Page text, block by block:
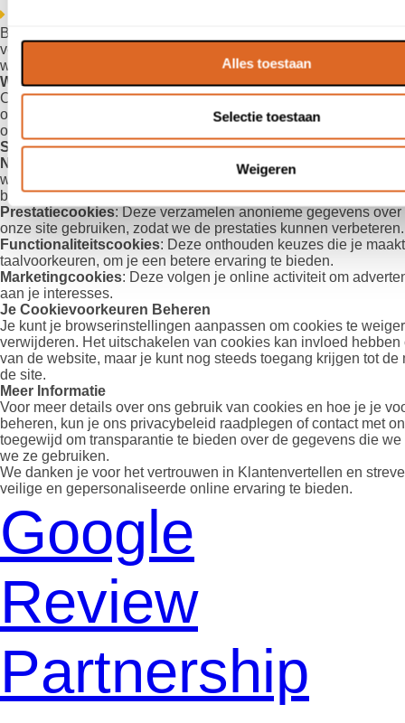
Alles toestaan
Selectie toestaan
Weigeren
Bij Klantenvertellen gebruiken we cookies om je bezoek aan
verbeteren en personaliseren. Hieronder vind je meer
werken en hoe we deze inzetten.
Wat zijn Cookies?
Cookies zijn kleine tekstbestanden die door je browser op je
opgeslagen wanneer je onze site bezoekt. Ze helpen ons om
onthouden en geven ons inzicht in hoe onze website wordt
Soorten Cookies die We Gebruiken
Noodzakelijke Cookies
: Deze zijn essentieel voor het
website. Ze zorgen ervoor dat je kunt navigeren en gebruik
basisfuncties.
Prestatiecookies: Deze verzamelen anonieme gegevens
onze site gebruiken, zodat we de prestaties kunnen verbeteren.
Functionaliteitscookies: Deze onthouden keuzes die je
taalvoorkeuren, om je een betere ervaring te bieden.
Marketingcookies: Deze volgen je online activiteit om
aan je interesses.
Je Cookievoorkeuren Beheren
Je kunt je browserinstellingen aanpassen om cookies te
verwijderen. Het uitschakelen van cookies kan invloed
van de website, maar je kunt nog steeds toegang krijgen tot de
de site.
Meer Informatie
Voor meer details over ons gebruik van cookies en hoe je je
beheren, kun je ons privacybeleid raadplegen of contact met
toegewijd om transparantie te bieden over de gegevens die
we ze gebruiken.
We danken je voor het vertrouwen in Klantenvertellen en
veilige en gepersonaliseerde online ervaring te bieden.
Google
Review
Partnership